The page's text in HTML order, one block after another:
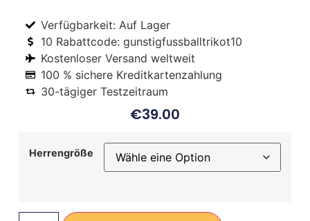
Verfügbarkeit: Auf Lager
10 Rabattcode: gunstigfussballtrikot10
Kostenloser Versand weltweit
100 % sichere Kreditkartenzahlung
30-tägiger Testzeitraum
€39.00
Herrengröße